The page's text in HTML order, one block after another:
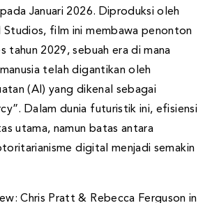
Januari 2026. Diproduksi oleh
Studios, film ini membawa penonton
tahun 2029, sebuah era di mana
telah digantikan oleh
(AI) yang dikenal sebagai
Dalam dunia futuristik ini, efisiensi
utama, namun batas antara
digital menjadi semakin